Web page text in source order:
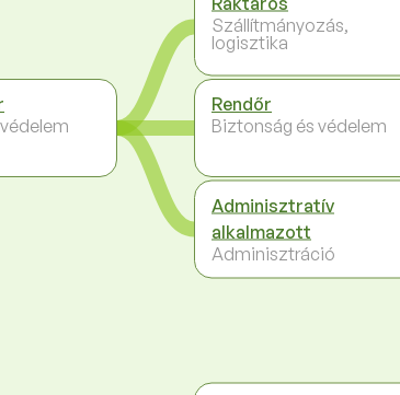
Szállítmányozás,
logisztika
Rendőr
Biztonság és védelem
Adminisztratív
alkalmazott
Adminisztráció